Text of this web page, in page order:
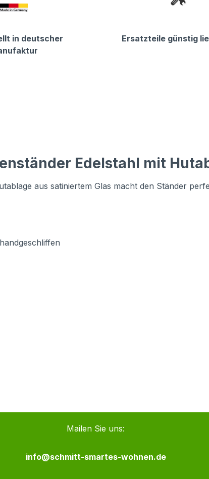
in deutscher
Ersatzteile günstig
Edelstahl mit
aus satiniertem Glas macht den Ständer
Mailen Sie uns:
info@schmitt-smartes-wohnen.de